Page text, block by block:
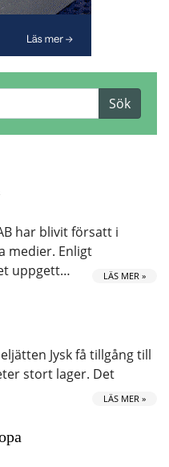
har blivit försatt i
medier. Enligt
uppgett…
LÄS MER »
Jysk få tillgång till
stort lager. Det
LÄS MER »